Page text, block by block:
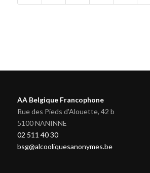
AA Belgique Francophone
Rue des Pieds d'Alouette, 42 b
5100 NANINNE
02 511 40 30
bsg@alcooliquesanonymes.be